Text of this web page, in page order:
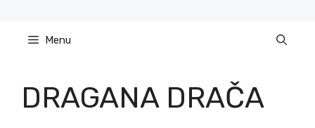
content Menu
DRAGANA DRAČA